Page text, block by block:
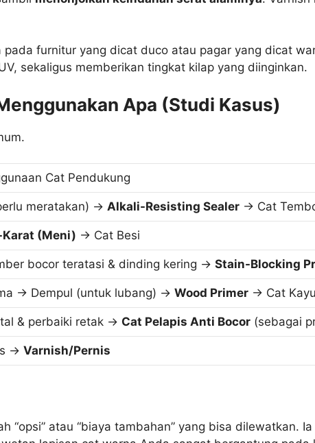
furnitur yang dicat duco atau pagar yang dicat
sekaligus memberikan tingkat kilap yang diinginkan.
Apa (Studi Kasus)
Cat Pendukung
meratakan) -> Alkali-Resisting Sealer -> Cat
(Meni) -> Cat Besi
bocor teratasi & dinding kering -> Stain-Blocking
-> Dempul (untuk lubang) -> Wood Primer -> Cat Kayu
& perbaiki retak -> Cat Pelapis Anti Bocor (sebagai
-> Varnish/Pernis
atau “biaya tambahan” yang bisa dilewatkan.